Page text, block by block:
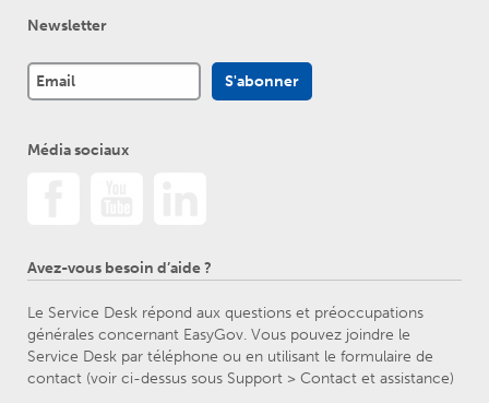
Newsletter
Média sociaux
Avez-vous besoin d’aide ?
Le Service Desk répond aux questions et préoccupations
générales concernant EasyGov. Vous pouvez joindre le
Service Desk par téléphone ou en utilisant le formulaire de
contact (voir ci-dessus sous Support > Contact et assistance)